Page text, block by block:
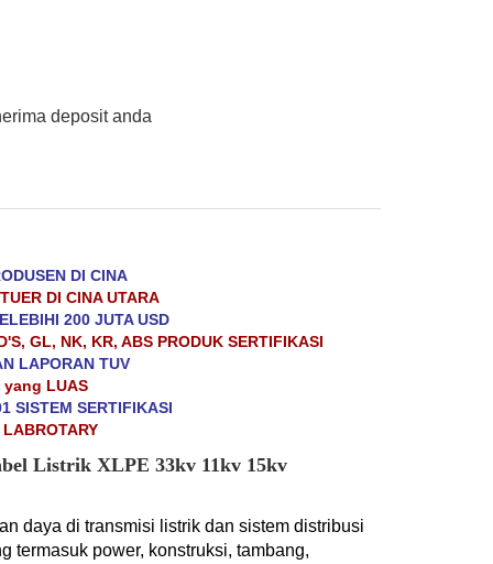
deposit anda
DI CINA
DI CINA UTARA
200 JUTA USD
GL, NK, KR, ABS PRODUK SERTIFIKASI
LAPORAN TUV
yang LUAS
SISTEM SERTIFIKASI
Listrik XLPE 33kv 11kv 15kv
daya di transmisi listrik dan sistem distribusi
termasuk power, konstruksi, tambang,